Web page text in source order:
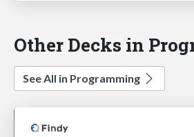
Other Decks in
See All in Programming